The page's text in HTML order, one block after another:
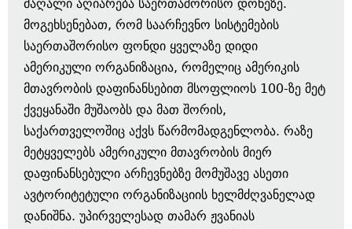
მაღალი აღიარება საერთაშორისო დონეზე.
მოგეხსენებათ, რომ საარჩევნო სისტემების
საერთაშორისო ფონდი ყველაზე დიდი
ამერიკული ორგანიზაცია, რომელიც ამერიკის
მთავრობის დაფინანსებით მსოფლიოს 100-ზე მეტ
ქვეყანაში მუშაობს და მათ შორის,
საქართველოშიც აქვს წარმომადგენლობა. რაზე
მეტყველებს ამერიკული მთავრობის მიერ
დაფინანსებული არჩევნებზე მომუშავე ასეთი
ავტორიტეტული ორგანიზაციის ხელმძღვანელად
დანიშნა. უპირველესად თამარ ჟვანიას